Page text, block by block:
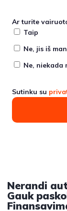
Ar turite
Taip
Ne, jis iš
Ne, niekada
Sutinku su
Nerandi
Gauk